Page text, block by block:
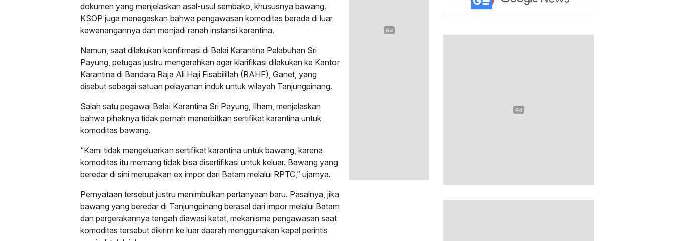
dokumen yang menjelaskan asal-usul sembako, khususnya bawang.
KSOP juga menegaskan bahwa pengawasan komoditas berada di luar
kewenangannya dan menjadi ranah instansi karantina.
Namun, saat dilakukan konfirmasi di Balai Karantina Pelabuhan Sri
Payung, petugas justru mengarahkan agar klarifikasi dilakukan ke Kantor
Karantina di Bandara Raja Ali Haji Fisabilillah (RAHF), Ganet, yang
disebut sebagai satuan pelayanan induk untuk wilayah Tanjungpinang.
Salah satu pegawai Balai Karantina Sri Payung, Ilham, menjelaskan
bahwa pihaknya tidak pernah menerbitkan sertifikat karantina untuk
komoditas bawang.
“Kami tidak mengeluarkan sertifikat karantina untuk bawang, karena
komoditas itu memang tidak bisa disertifikasi untuk keluar. Bawang yang
beredar di sini merupakan ex impor dari Batam melalui RPTC,” ujarnya.
Pernyataan tersebut justru menimbulkan pertanyaan baru. Pasalnya, jika
bawang yang beredar di Tanjungpinang berasal dari impor melalui Batam
dan pergerakannya tengah diawasi ketat, mekanisme pengawasan saat
komoditas tersebut dikirim ke luar daerah menggunakan kapal perintis